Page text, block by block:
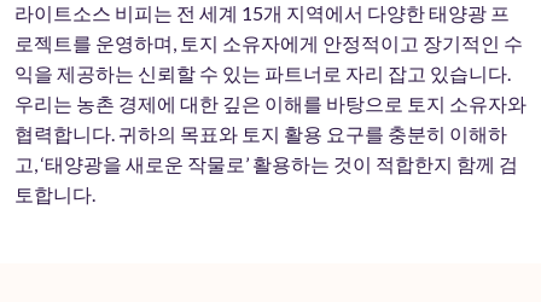
라이트소스 비피는 전 세계 15개 지역에서 다양한 태양광 프
로젝트를 운영하며, 토지 소유자에게 안정적이고 장기적인 수
익을 제공하는 신뢰할 수 있는 파트너로 자리 잡고 있습니다.
우리는 농촌 경제에 대한 깊은 이해를 바탕으로 토지 소유자와
협력합니다. 귀하의 목표와 토지 활용 요구를 충분히 이해하
고, ‘태양광을 새로운 작물로’ 활용하는 것이 적합한지 함께 검
토합니다.